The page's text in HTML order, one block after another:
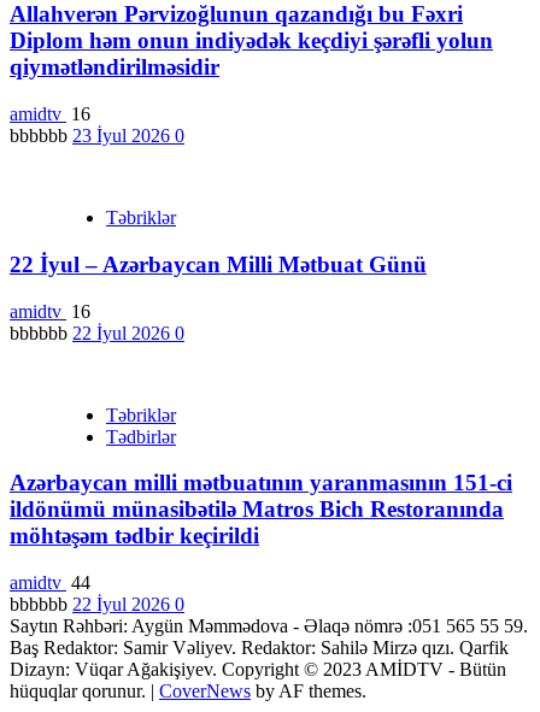
Allahverən Pərvizoğlunun qazandığı bu Fəxri
Diplom həm onun indiyədək keçdiyi şərəfli yolun
qiymətləndirilməsidir
amidtv 16
bbbbbb 23 İyul 2026 0
Təbriklər
22 İyul – Azərbaycan Milli Mətbuat Günü
amidtv 16
bbbbbb 22 İyul 2026 0
Təbriklər
Tədbirlər
Azərbaycan milli mətbuatının yaranmasının 151-ci
ildönümü münasibətilə Matros Bich Restoranında
möhtəşəm tədbir keçirildi
amidtv 44
bbbbbb 22 İyul 2026 0
Saytın Rəhbəri: Aygün Məmmədova - Əlaqə nömrə :051 565 55 59.
Baş Redaktor: Samir Vəliyev. Redaktor: Sahilə Mirzə qızı. Qarfik
Dizayn: Vüqar Ağakişiyev. Copyright © 2023 AMİDTV - Bütün
hüquqlar qorunur. | CoverNews by AF themes.